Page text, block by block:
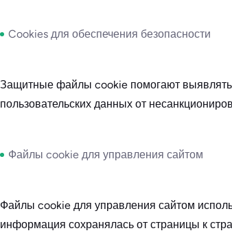
Cookies для обеспечения безопасности
Защитные файлы cookie помогают выявлять
пользовательских данных от
Файлы cookie для управления сайтом
Файлы cookie для управления сайтом
информация сохранялась от страницы к